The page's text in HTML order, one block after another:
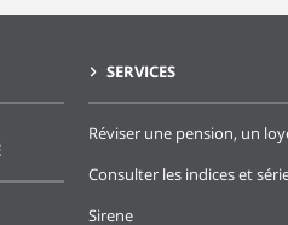
SERVICES
Réviser une pension, un
Consulter les indices et
Sirene